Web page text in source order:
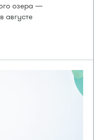
озера —
августе